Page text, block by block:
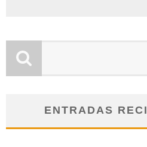
ENTRADAS